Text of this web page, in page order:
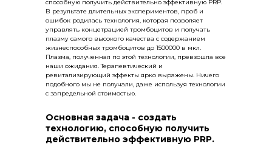
способную получить действительно эффективную PRP.
В результате длительных экспериментов, проб и
ошибок родилась технология, которая позволяет
управлять концетрацией тромбоцитов и получать
плазму самого высокого качества с содержанием
жизнеспособных тромбоцитов до 1500000 в мкл.
Плазма, полученная по этой технологии, превзошла все
наши ожидания. Терапевтический и
ревитализирующий эффекты ярко выражены. Ничего
подобного мы не получали, даже используя технологии
с запредельной стоимостью.
Основная задача - создать
технологию, способную получить
действительно эффективную PRP.